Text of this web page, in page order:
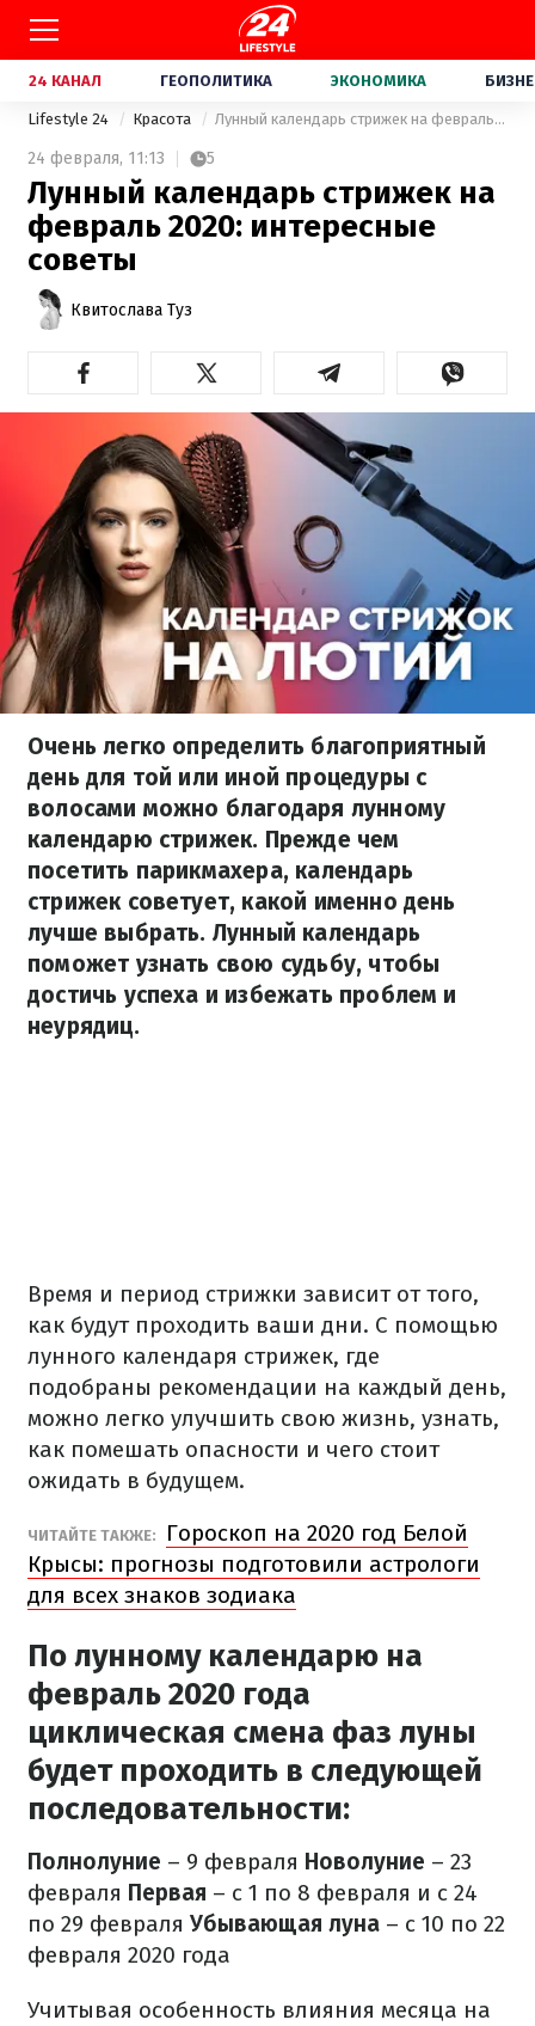
24 КАНАЛ ГЕОПОЛИТИКА ЭКОНОМИКА
Lifestyle 24 Красота Лунный календарь стрижек на февраль 2020: интересные советы
24 февраля, 11:13 5
Лунный календарь стрижек на
февраль 2020: интересные
советы
Квитослава Туз
Очень легко определить благоприятный
день для той или иной процедуры с
волосами можно благодаря лунному
календарю стрижек. Прежде чем
посетить парикмахера, календарь
стрижек советует, какой именно день
лучше выбрать. Лунный календарь
поможет узнать свою судьбу, чтобы
достичь успеха и избежать проблем и
неурядиц.
Время и период стрижки зависит от того,
как будут проходить ваши дни. С помощью
лунного календаря стрижек, где
подобраны рекомендации на каждый день,
можно легко улучшить свою жизнь, узнать,
как помешать опасности и чего стоит
ожидать в будущем.
ЧИТАЙТЕ ТАКЖЕ:
Гороскоп на 2020 год Белой
Крысы: прогнозы подготовили астрологи
для всех знаков зодиака
По лунному календарю на
февраль 2020 года
циклическая смена фаз луны
будет проходить в следующей
последовательности:
Полнолуние – 9 февраля Новолуние – 23
февраля Первая – с 1 по 8 февраля и с 24
по 29 февраля Убывающая луна – с 10 по 22
февраля 2020 года
Учитывая особенность влияния месяца на